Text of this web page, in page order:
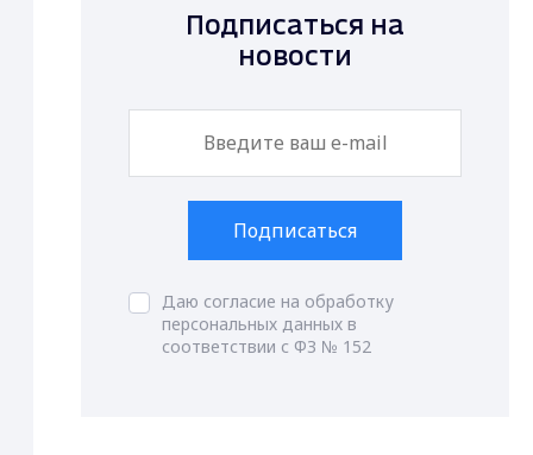
Подписаться на
новости
Подписаться
Даю согласие на обработку
персональных данных в
соответствии с ФЗ № 152